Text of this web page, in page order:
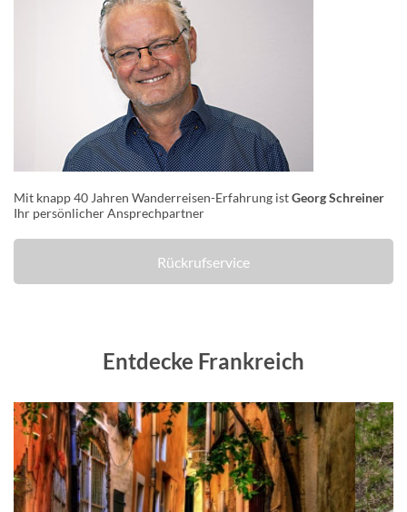
Mit knapp 40 Jahren Wanderreisen-Erfahrung istGeorg Schreiner
Ihr persönlicher Ansprechpartner
Rückrufservice
Entdecke Frankreich